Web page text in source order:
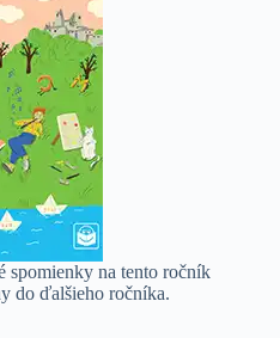
na tento ročník
do ďalšieho ročníka.